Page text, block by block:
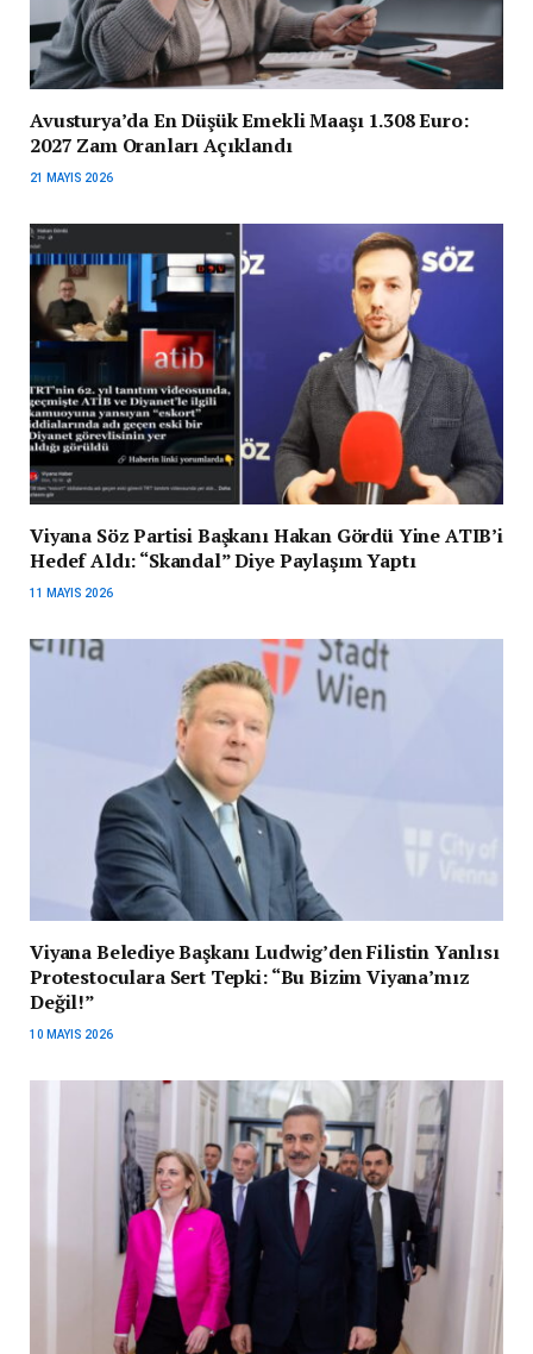
Avusturya’da En Düşük Emekli Maaşı 1.308 Euro:
2027 Zam Oranları Açıklandı
21 MAYIS 2026
Viyana Söz Partisi Başkanı Hakan Gördü Yine ATIB’i
Hedef Aldı: “Skandal” Diye Paylaşım Yaptı
11 MAYIS 2026
Viyana Belediye Başkanı Ludwig’den Filistin Yanlısı
Protestoculara Sert Tepki: “Bu Bizim Viyana’mız
Değil!”
10 MAYIS 2026